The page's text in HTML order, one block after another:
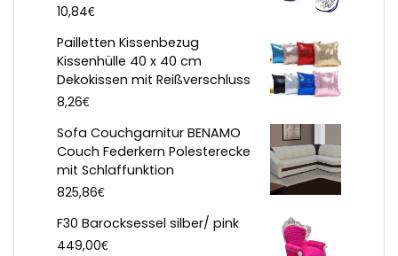
10,84€
Pailletten Kissenbezug
Kissenhülle 40 x 40 cm
Dekokissen mit Reißverschluss
8,26€
Sofa Couchgarnitur BENAMO
Couch Federkern Polesterecke
mit Schlaffunktion
825,86€
F30 Barocksessel silber/ pink
449,00€